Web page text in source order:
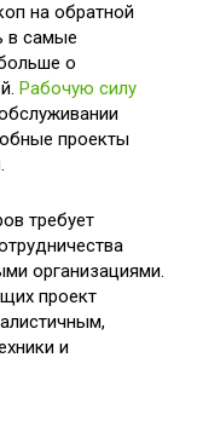
на обратной
в самые
о
Рабочую силу
проекты
требует
организациями.
проект
и